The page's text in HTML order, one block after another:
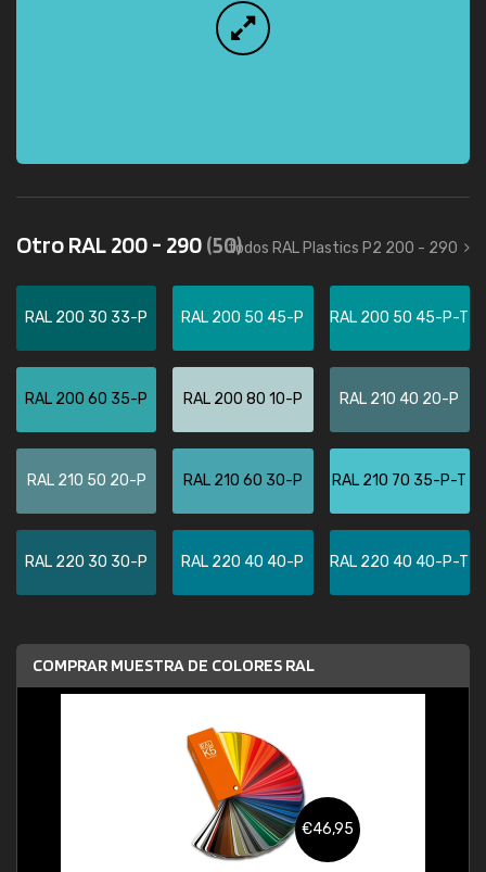
Otro RAL 200 - 290(50)todos RAL Plastics P2 200 - 290
RAL 200 30 33-P RAL 200 50 45-P RAL 200 50 45-P-T
RAL 200 60 35-P RAL 200 80 10-P RAL 210 40 20-P
RAL 210 50 20-P RAL 210 60 30-P RAL 210 70 35-P-T
RAL 220 30 30-P RAL 220 40 40-P RAL 220 40 40-P-T
COMPRAR MUESTRA DE COLORES RAL
€46,95